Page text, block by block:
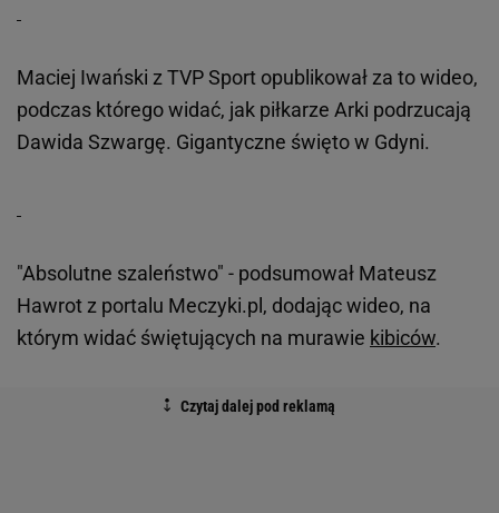
Maciej Iwański z TVP Sport opublikował za to wideo,
podczas którego widać, jak piłkarze Arki podrzucają
Dawida Szwargę. Gigantyczne święto w Gdyni.
"Absolutne szaleństwo" - podsumował Mateusz
Hawrot z portalu Meczyki.pl, dodając wideo, na
którym widać świętujących na murawie kibiców.